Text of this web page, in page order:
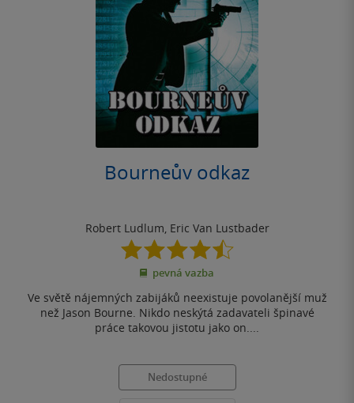
Bourneův odkaz
Robert Ludlum, Eric Van Lustbader
4.5
z
5
pevná vazba
Ve světě nájemných zabijáků neexistuje povolanější muž
než Jason Bourne. Nikdo neskýtá zadavateli špinavé
práce takovou jistotu jako on....
Nedostupné